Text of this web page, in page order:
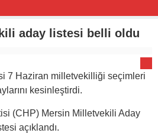
aday listesi belli oldu
7 Haziran milletvekilliği seçimleri
kesinleştirdi.
(CHP) Mersin Milletvekili Aday
açıklandı.